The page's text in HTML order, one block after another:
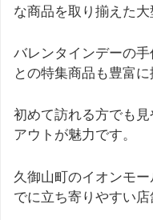
な商品を取り揃えた大
バレンタインデーの
との特集商品も豊富に
初めて訪れる方でも
アウトが魅力です。
久御山町のイオンモ
でに立ち寄りやすい店